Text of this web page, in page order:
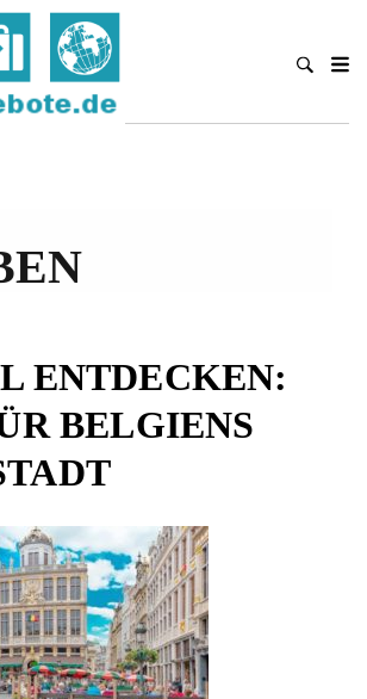
ENTDECKEN:
BELGIENS